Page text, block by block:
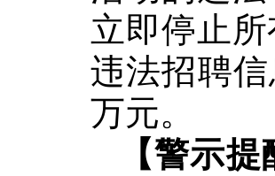
立即停止
违法招聘
万元。
【警示提